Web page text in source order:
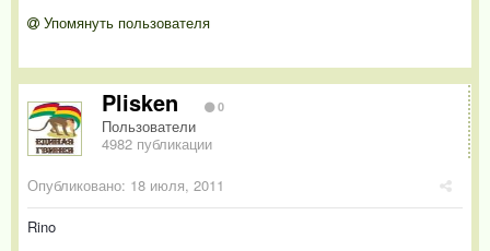
Упомянуть пользователя
Plisken 0
Пользователи
4982 публикации
Опубликовано: 18 июля, 2011
Rino